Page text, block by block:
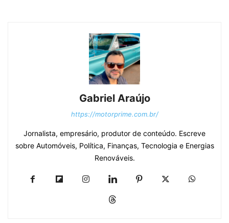
Gabriel Araújo
https://motorprime.com.br/
Jornalista, empresário, produtor de conteúdo. Escreve
sobre Automóveis, Política, Finanças, Tecnologia e Energias
Renováveis.